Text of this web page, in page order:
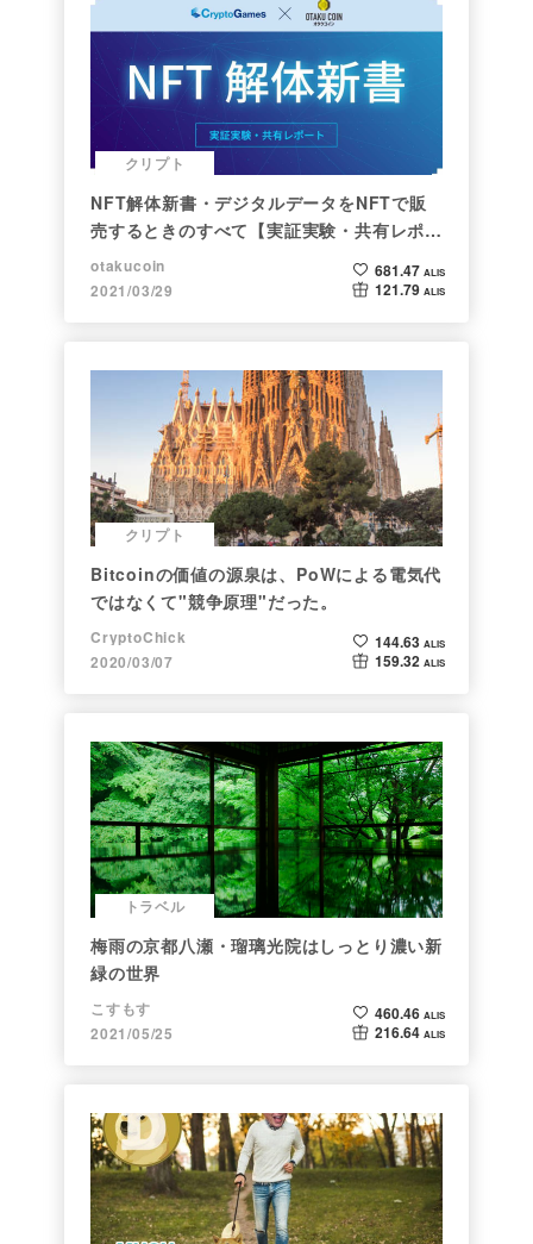
クリプト
NFT解体新書・デジタルデータをNFTで販
売するときのすべて【実証実験・共有レポー
ト】
otakucoin
2021/03/29
681.47 ALIS
121.79 ALIS
クリプト
Bitcoinの価値の源泉は、PoWによる電気代
ではなくて"競争原理"だった。
CryptoChick
2020/03/07
144.63 ALIS
159.32 ALIS
トラベル
梅雨の京都八瀬・瑠璃光院はしっとり濃い新
緑の世界
こすもす
2021/05/25
460.46 ALIS
216.64 ALIS